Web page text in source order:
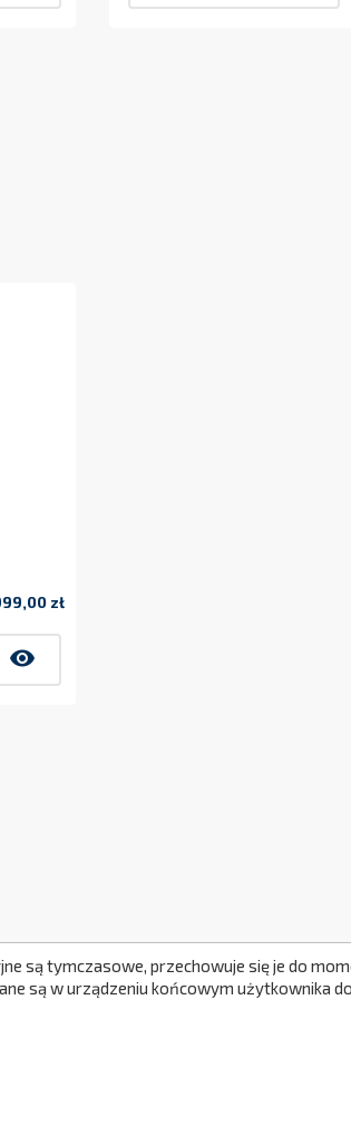
zł
visibility
są tymczasowe, przechowuje się je do
są w urządzeniu końcowym użytkownika